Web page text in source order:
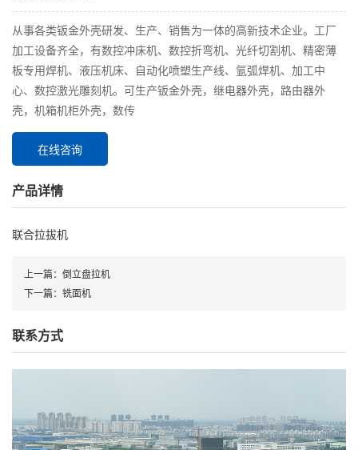
从事各类钣金外壳研发、生产、销售为一体的高新技术企业。工厂
加工设备齐全，有数控冲床机、数控折弯机、光纤切割机、精密薄
板专用焊机、液压机床、自动化喷塑生产线、氩弧焊机、加工中
心、数控激光雕刻机。可生产钣金外壳，继电器外壳，路由器外
壳，机箱机柜外壳，数传
在线咨询
产品详情
联合拉拔机
上一篇： 倒立盘拉机
下一篇： 铣面机
联系方式